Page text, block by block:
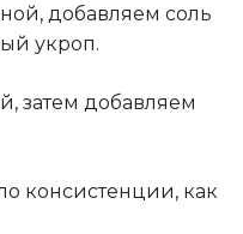
добавляем соль
укроп.
затем добавляем
консистенции, как